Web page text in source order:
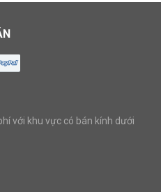
với khu vực có bán kính dưới